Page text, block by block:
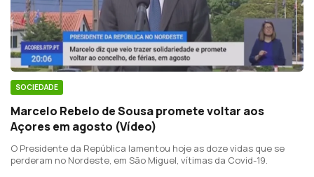
SOCIEDADE
Marcelo Rebelo de Sousa promete voltar aos
Açores em agosto (Vídeo)
O Presidente da República lamentou hoje as doze vidas que se
perderam no Nordeste, em São Miguel, vítimas da Covid-19.